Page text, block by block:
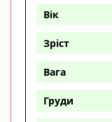
Вік
Зріст
Вага
Груди